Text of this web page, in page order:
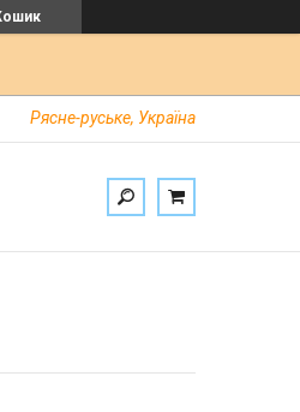
Рясне-руське, Україна